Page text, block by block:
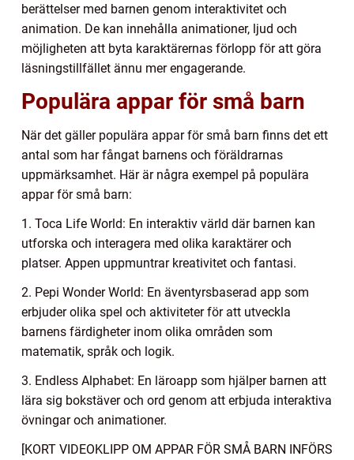
berättelser med barnen genom interaktivitet och
animation. De kan innehålla animationer, ljud och
möjligheten att byta karaktärernas förlopp för att göra
läsningstillfället ännu mer engagerande.
Populära appar för små barn
När det gäller populära appar för små barn finns det ett
antal som har fångat barnens och föräldrarnas
uppmärksamhet. Här är några exempel på populära
appar för små barn:
1. Toca Life World: En interaktiv värld där barnen kan
utforska och interagera med olika karaktärer och
platser. Appen uppmuntrar kreativitet och fantasi.
2. Pepi Wonder World: En äventyrsbaserad app som
erbjuder olika spel och aktiviteter för att utveckla
barnens färdigheter inom olika områden som
matematik, språk och logik.
3. Endless Alphabet: En läroapp som hjälper barnen att
lära sig bokstäver och ord genom att erbjuda interaktiva
övningar och animationer.
[KORT VIDEOKLIPP OM APPAR FÖR SMÅ BARN INFÖRS